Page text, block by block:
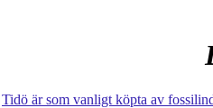
Tidö är som vanligt köpta av